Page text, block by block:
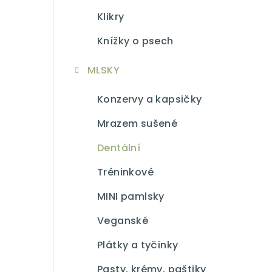
Klikry
Knížky o psech
MLSKY
Konzervy a kapsičky
Mrazem sušené
Dentální
Tréninkové
MINI pamlsky
Veganské
Plátky a tyčinky